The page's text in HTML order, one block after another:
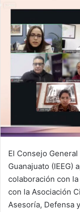
El Consejo
Guanajuato (IEEG)
colaboración con
con la Asociación
Asesoría, Defensa